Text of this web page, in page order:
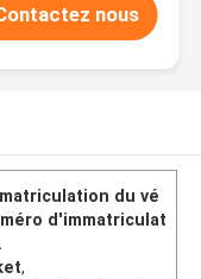
nous
du vé
d'immatriculat
,